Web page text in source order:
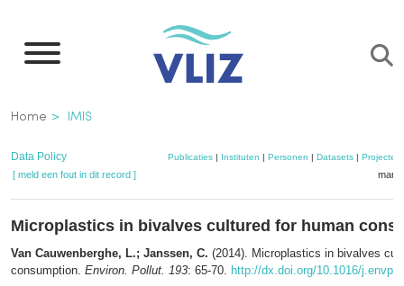
naar
inhoud
gaan
Kruimelpad
Home IMIS
Data Policy Publicaties| Instituten | Personen | Datasets| Projecten
[ meld een fout in dit record ]
Microplastics in bivalves cultured for human
Van Cauwenberghe, L.; Janssen, C. (2014). Microplastics in bivalves
consumption. Environ. Pollut. 193: 65-70. http://dx.doi.org/10.1016/